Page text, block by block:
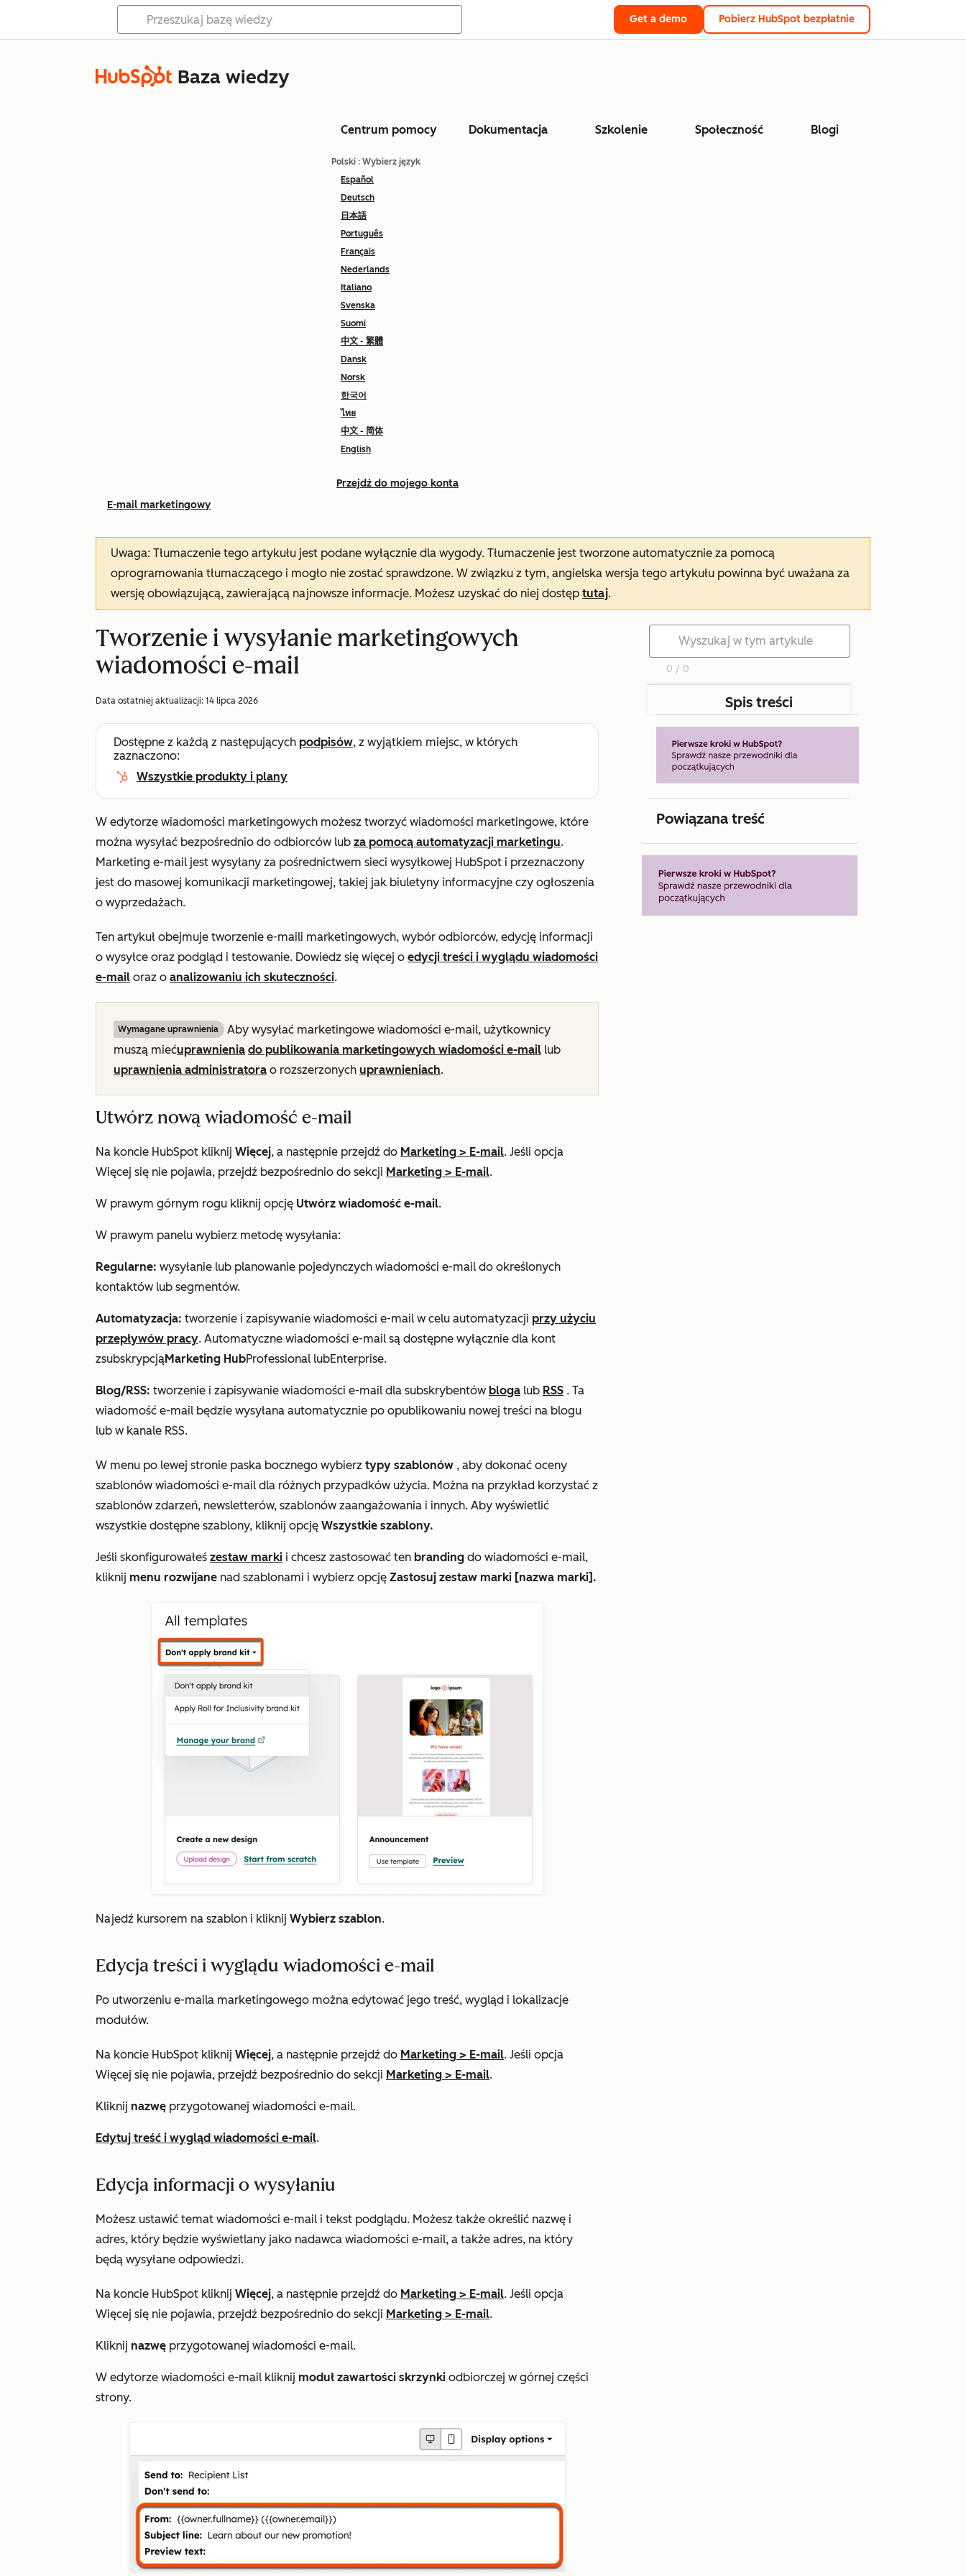
Get a demo Pobierz HubSpot bezpłatnie
Baza wiedzy
Centrum pomocy Dokumentacja Szkolenie Społeczność Blogi
Polski : Wybierz język
Español
Deutsch
日本語
Português
Français
Nederlands
Italiano
Svenska
Suomi
中文 - 繁體
Dansk
Norsk
한국어
ไทย
中文 - 简体
English
Przejdź do mojego konta
E-mail marketingowy
Uwaga: Tłumaczenie tego artykułu jest podane wyłącznie dla wygody. Tłumaczenie jest tworzone automatycznie za pomocą
oprogramowania tłumaczącego i mogło nie zostać sprawdzone. W związku z tym, angielska wersja tego artykułu powinna być uważana za
wersję obowiązującą, zawierającą najnowsze informacje. Możesz uzyskać do niej dostęp tutaj.
Tworzenie i wysyłanie marketingowych
wiadomości e-mail
Data ostatniej aktualizacji: 14 lipca 2026
Dostępne z każdą z następujących podpisów, z wyjątkiem miejsc, w których
zaznaczono:
Wszystkie produkty i plany
W edytorze wiadomości marketingowych możesz tworzyć wiadomości marketingowe, które
można wysyłać bezpośrednio do odbiorców lub za pomocą automatyzacji marketingu.
Marketing e-mail jest wysyłany za pośrednictwem sieci wysyłkowej HubSpot i przeznaczony
jest do masowej komunikacji marketingowej, takiej jak biuletyny informacyjne czy ogłoszenia
o wyprzedażach.
Ten artykuł obejmuje tworzenie e-maili marketingowych, wybór odbiorców, edycję informacji
o wysyłce oraz podgląd i testowanie. Dowiedz się więcej o edycji treści i wyglądu wiadomości
e-mail oraz o analizowaniu ich skuteczności.
Wymagane uprawnienia
Aby wysyłać marketingowe wiadomości e-mail, użytkownicy
muszą miećuprawnienia do publikowania marketingowych wiadomości e-mail lub
uprawnienia administratora o rozszerzonych uprawnieniach.
Utwórz nową wiadomość e-mail
Na koncie HubSpot kliknij Więcej, a następnie przejdź do Marketing > E-mail. Jeśli opcja
Więcej się nie pojawia, przejdź bezpośrednio do sekcji Marketing > E-mail.
W prawym górnym rogu kliknij opcję Utwórz wiadomość e-mail.
W prawym panelu wybierz metodę wysyłania:
Regularne: wysyłanie lub planowanie pojedynczych wiadomości e-mail do określonych
kontaktów lub segmentów.
Automatyzacja: tworzenie i zapisywanie wiadomości e-mail w celu automatyzacji przy użyciu
przepływów pracy. Automatyczne wiadomości e-mail są dostępne wyłącznie dla kont
zsubskrypcjąMarketing HubProfessional lubEnterprise.
Blog/RSS: tworzenie i zapisywanie wiadomości e-mail dla subskrybentów bloga lub RSS . Ta
wiadomość e-mail będzie wysyłana automatycznie po opublikowaniu nowej treści na blogu
lub w kanale RSS.
W menu po lewej stronie paska bocznego wybierz typy szablonów , aby dokonać oceny
szablonów wiadomości e-mail dla różnych przypadków użycia. Można na przykład korzystać z
szablonów zdarzeń, newsletterów, szablonów zaangażowania i innych. Aby wyświetlić
wszystkie dostępne szablony, kliknij opcję Wszystkie szablony.
Jeśli skonfigurowałeś zestaw marki i chcesz zastosować ten branding do wiadomości e-mail,
kliknij menu rozwijane nad szablonami i wybierz opcję Zastosuj zestaw marki [nazwa marki].
Najedź kursorem na szablon i kliknij Wybierz szablon.
Edycja treści i wyglądu wiadomości e-mail
Po utworzeniu e-maila marketingowego można edytować jego treść, wygląd i lokalizacje
modułów.
Na koncie HubSpot kliknij Więcej, a następnie przejdź do Marketing > E-mail. Jeśli opcja
Więcej się nie pojawia, przejdź bezpośrednio do sekcji Marketing > E-mail.
Kliknij nazwę przygotowanej wiadomości e-mail.
Edytuj treść i wygląd wiadomości e-mail.
Edycja informacji o wysyłaniu
Możesz ustawić temat wiadomości e-mail i tekst podglądu. Możesz także określić nazwę i
adres, który będzie wyświetlany jako nadawca wiadomości e-mail, a także adres, na który
będą wysyłane odpowiedzi.
Na koncie HubSpot kliknij Więcej, a następnie przejdź do Marketing > E-mail. Jeśli opcja
Więcej się nie pojawia, przejdź bezpośrednio do sekcji Marketing > E-mail.
Kliknij nazwę przygotowanej wiadomości e-mail.
W edytorze wiadomości e-mail kliknij moduł zawartości skrzynki odbiorczej w górnej części
strony.
0 / 0
Spis treści
Powiązana treść